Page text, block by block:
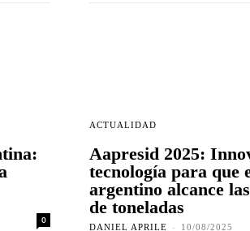
0
ACTUALIDAD
Aapresid 2025:
tecnología para que
argentino alcance
de toneladas
DANIEL APRILE - 10/08/2025